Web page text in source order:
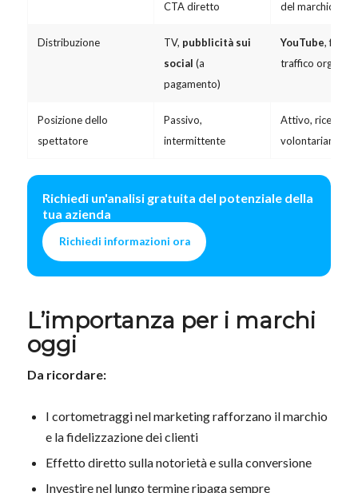
CTA diretto del marchio
Distribuzione TV, pubblicità sui
social (a
pagamento)
YouTube,
traffico organico
Posizione dello
spettatore
Passivo,
intermittente
Attivo, ricercato
volontariamente
Richiedi un'analisi gratuita del potenziale della
tua azienda
Richiedi informazioni ora
L’importanza per i marchi
oggi
Da ricordare:
I cortometraggi nel marketing rafforzano il marchio
e la fidelizzazione dei clienti
Effetto diretto sulla notorietà e sulla conversione
Investire nel lungo termine ripaga sempre